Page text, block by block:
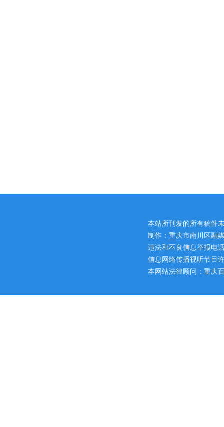
本站所刊发的所有稿件
制作：重庆市南川区融
违法和不良信息举报电
信息网络传播视听节目
本网站法律顾问：重庆